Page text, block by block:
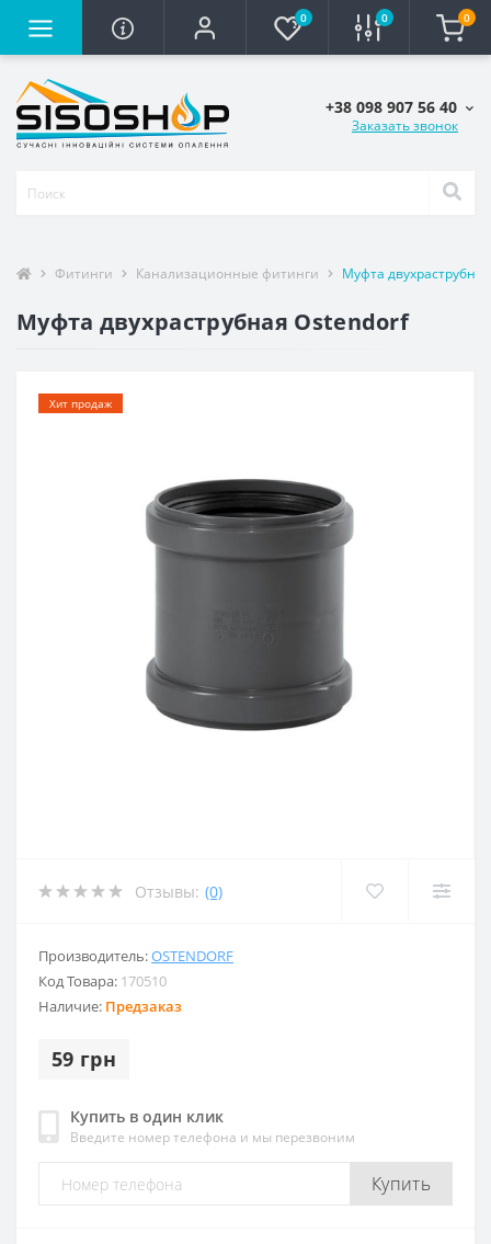
0 0 0
+38 098 907 56 40
Заказать звонок
Фитинги Канализационные фитинги Муфта
Муфта двухраструбная Ostendorf
Хит продаж
Отзывы: (0)
Производитель:OSTENDORF
Код Товара: 170510
Наличие: Предзаказ
59 грн
Купить в один клик
Введите номер телефона и мы перезвоним
Купить